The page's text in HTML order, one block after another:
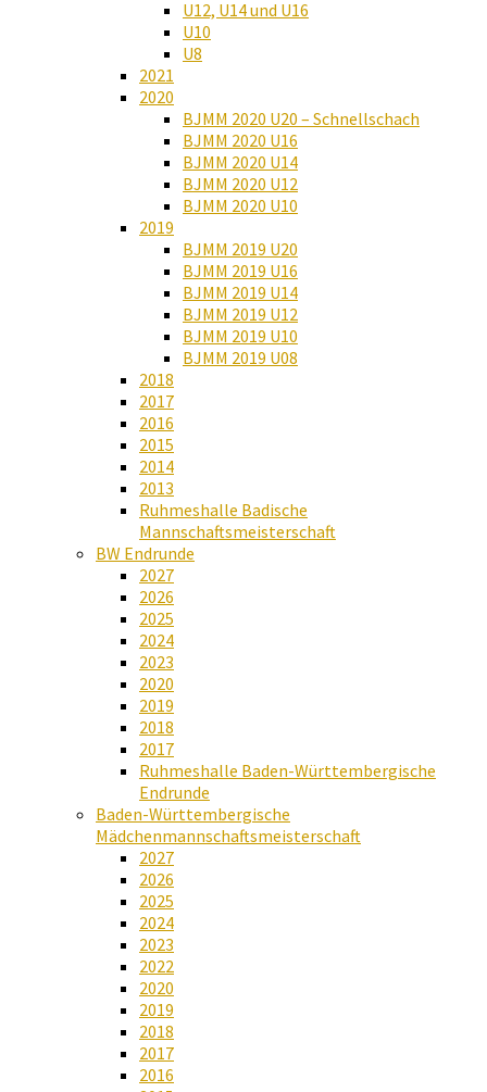
U12, U14 und U16
U10
U8
2021
2020
BJMM 2020 U20 – Schnellschach
BJMM 2020 U16
BJMM 2020 U14
BJMM 2020 U12
BJMM 2020 U10
2019
BJMM 2019 U20
BJMM 2019 U16
BJMM 2019 U14
BJMM 2019 U12
BJMM 2019 U10
BJMM 2019 U08
2018
2017
2016
2015
2014
2013
Ruhmeshalle Badische
Mannschaftsmeisterschaft
BW Endrunde
2027
2026
2025
2024
2023
2020
2019
2018
2017
Ruhmeshalle Baden-Württembergische
Endrunde
Baden-Württembergische
Mädchenmannschaftsmeisterschaft
2027
2026
2025
2024
2023
2022
2020
2019
2018
2017
2016